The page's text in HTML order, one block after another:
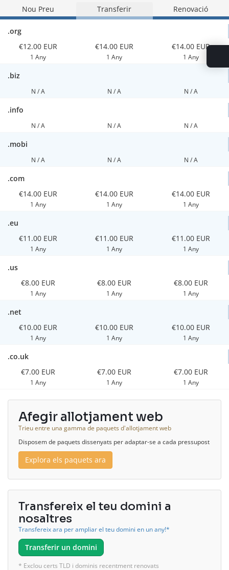
Nou Preu
Transferir Renovació
.org
€12.00 EUR
1 Any
€14.00 EUR
1 Any
€14.00 EUR
1 Any
.biz
N / A N / A N / A
.info
N / A N / A N / A
.mobi
N / A N / A N / A
.com
€14.00 EUR
1 Any
€14.00 EUR
1 Any
€14.00 EUR
1 Any
.eu
€11.00 EUR
1 Any
€11.00 EUR
1 Any
€11.00 EUR
1 Any
.us
€8.00 EUR
1 Any
€8.00 EUR
1 Any
€8.00 EUR
1 Any
.net
€10.00 EUR
1 Any
€10.00 EUR
1 Any
€10.00 EUR
1 Any
.co.uk
€7.00 EUR
1 Any
€7.00 EUR
1 Any
€7.00 EUR
1 Any
Afegir allotjament web
Trieu entre una gamma de paquets d'allotjament web
Disposem de paquets dissenyats per adaptar-se a cada pressupost
Explora els paquets ara
Transfereix el teu domini a
nosaltres
Transfereix ara per ampliar el teu domini en un any!*
Transferir un domini
* Exclou certs TLD i dominis recentment renovats